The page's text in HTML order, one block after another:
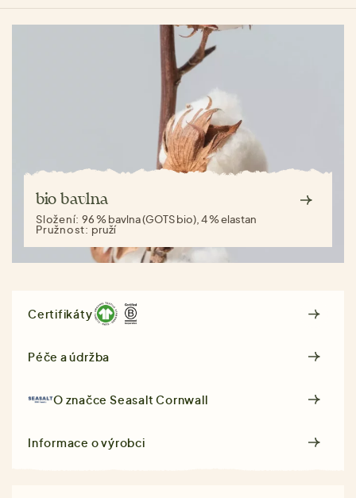
bio bavlna
Složení:96 % bavlna (GOTS bio), 4 % elastan
Pružnost: pruží
Certifikáty
Péče a údržba
O značceSeasalt Cornwall
Informace o výrobci